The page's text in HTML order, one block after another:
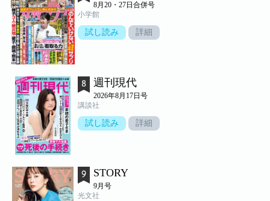
8月20・27日合併号
小学館
試し読み 詳細
週刊現代
2026年8月17日号
講談社
試し読み 詳細
STORY
9月号
光文社